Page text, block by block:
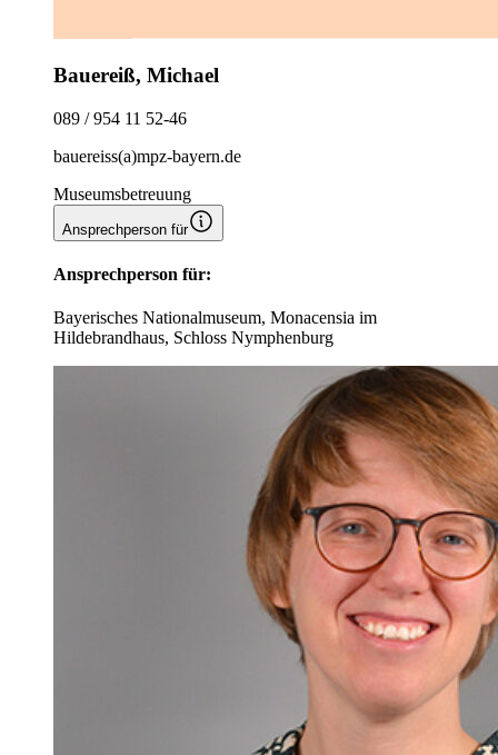
Bauereiß, Michael
089 / 954 11 52-46
bauereiss(a)mpz-bayern.de
Museumsbetreuung
Ansprechperson für
Ansprechperson für:
Bayerisches Nationalmuseum, Monacensia im
Hildebrandhaus, Schloss Nymphenburg